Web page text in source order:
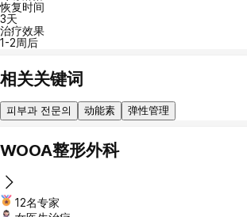
恢复时间
3天
治疗效果
1-2周后
相关关键词
피부과 전문의 动能素 弹性管理
WOOA整形外科
12名专家